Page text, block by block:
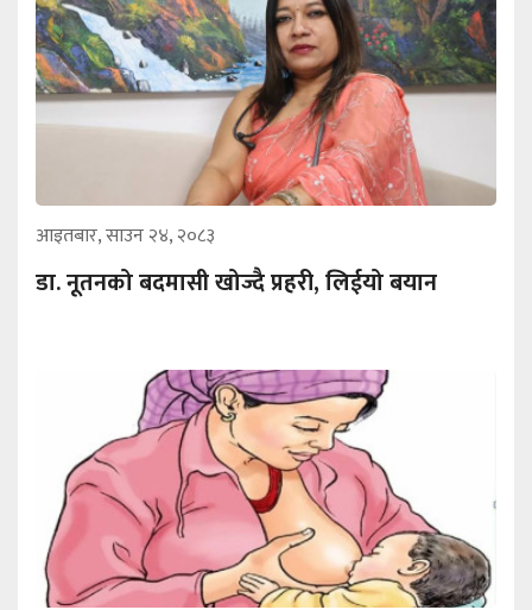
आइतबार, साउन २४, २०८३
डा. नूतनको बदमासी खोज्दै प्रहरी, लिईयो बयान